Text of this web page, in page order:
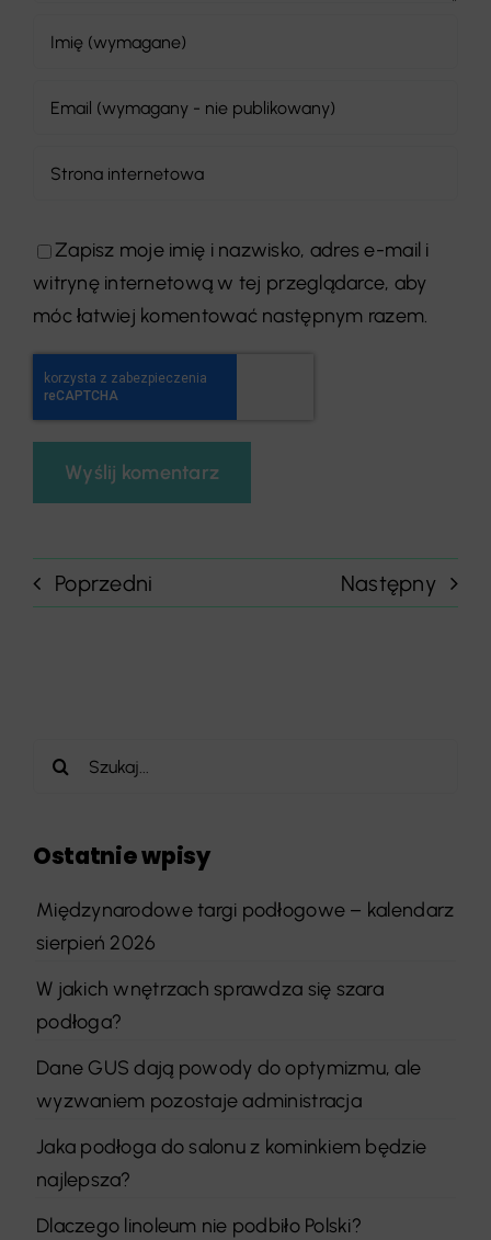
Zapisz moje imię i nazwisko, adres e-mail i
witrynę internetową w tej przeglądarce, aby
móc łatwiej komentować następnym razem.
Poprzedni Następny
Szukaj
Ostatnie wpisy
Międzynarodowe targi podłogowe – kalendarz
sierpień 2026
W jakich wnętrzach sprawdza się szara
podłoga?
Dane GUS dają powody do optymizmu, ale
wyzwaniem pozostaje administracja
Jaka podłoga do salonu z kominkiem będzie
najlepsza?
Dlaczego linoleum nie podbiło Polski?